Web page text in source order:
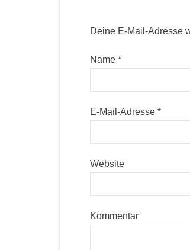
Deine E-Mail-Adresse
Name *
E-Mail-Adresse *
Website
Kommentar